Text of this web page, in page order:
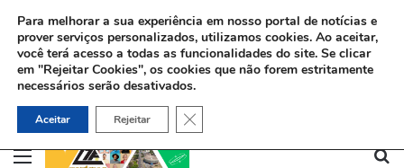
Menu
Para melhorar a sua experiência em nosso portal de notícias e
prover serviços personalizados, utilizamos cookies. Ao aceitar,
você terá acesso a todas as funcionalidades do site. Se clicar
em "Rejeitar Cookies", os cookies que não forem estritamente
necessários serão desativados.
Aceitar Rejeitar Close GDPR Cookie Banner